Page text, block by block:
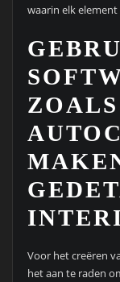
waarin elk
Voor het creëren
het aan te raden